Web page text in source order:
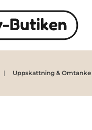
Uppskattning & Omtanke